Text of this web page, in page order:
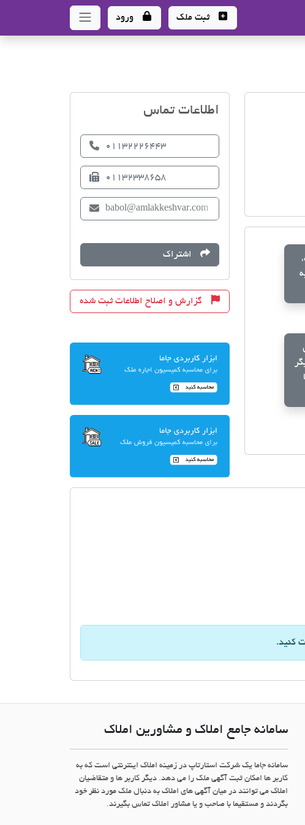
ثبت ملک ورود
اطلاعات تماس
01132226443
01132338658
babol@amlakkeshvar.com
اشتراک
گزارش و اصلاح اطلاعات ثبت شده
کنید.
سامانه جامع املاک و مشاورین املاک
سامانه جاما یک شرکت استارتاپ در زمینه املاک اینترنتی است که به
کاربر ها امکان ثبت آگهی ملک را می دهد. دیگر کاربر ها و متقاضیان
املاک می توانند در میان آگهی های املاک به دنبال ملک مورد نظر خود
بگردند و مستقیما با صاحب و یا مشاور املاک تماس بگیرند.